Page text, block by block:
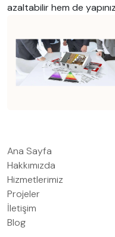
azaltabilir hem de
Ana Sayfa
Hakkımızda
Hizmetlerimiz
Projeler
İletişim
Blog